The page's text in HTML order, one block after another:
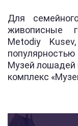
Для
живописные
Metodiy
Музей лошадей
комплекс